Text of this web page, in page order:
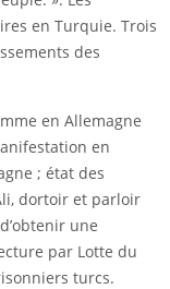
en Turquie. Trois
des
en Allemagne
en
; état des
dortoir et parloir
une
par Lotte du
turcs.